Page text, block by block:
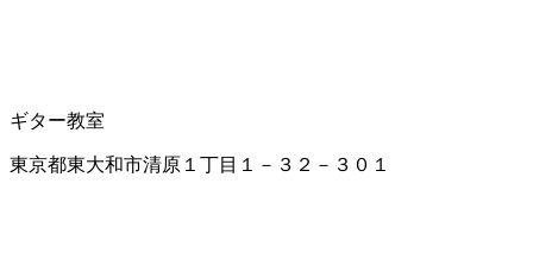
ギター教室
東京都東大和市清原１丁目１－３２－３０１